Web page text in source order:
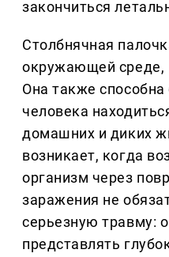
закончиться
Столбнячная
окружающей среде,
Она также способна
человека
домашних и диких
возникает, когда
организм через
заражения не
серьезную травму:
представлять